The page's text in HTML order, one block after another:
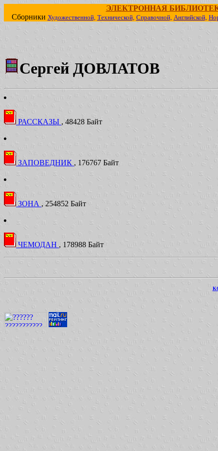
ЭЛЕКТРОННАЯ
Сборники Художественной, Технической, Справочной, Английской,
Сергей ДОВЛАТОВ
РАССКАЗЫ , 48428 Байт
ЗАПОВЕДНИК , 176767 Байт
ЗОНА , 254852 Байт
ЧЕМОДАН , 178988 Байт